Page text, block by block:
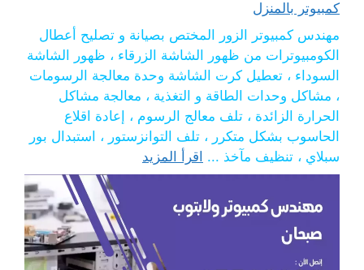
كمبيوتر بالمنزل
مهندس كمبيوتر الزور المختص بصيانة و تصليح أعطال
الكومبيوترات من ظهور الشاشة الزرقاء ، ظهور الشاشة
السوداء ، تعطيل كرت الشاشة وحدة معالجة الرسومات
، مشاكل وحدات الطاقة و التغذية ، معالجة مشاكل
الحرارة الزائدة ، تلف معالج الرسوم ، إعادة اقلاع
الحاسوب بشكل متكرر ، تلف التوانزستور ، استبدال بور
سبلاي ، تنظيف مآخذ ... اقرأ المزيد